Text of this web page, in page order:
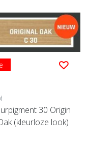
30 Origin
(kleurloze look)